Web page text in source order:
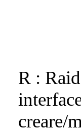
R :
creare/